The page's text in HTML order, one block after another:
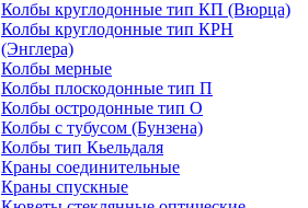
Колбы круглодонные тип КП (Вюрца)
Колбы круглодонные тип КРН
(Энглера)
Колбы мерные
Колбы плоскодонные тип П
Колбы остродонные тип О
Колбы с тубусом (Бунзена)
Колбы тип Кьельдаля
Краны соединительные
Краны спускные